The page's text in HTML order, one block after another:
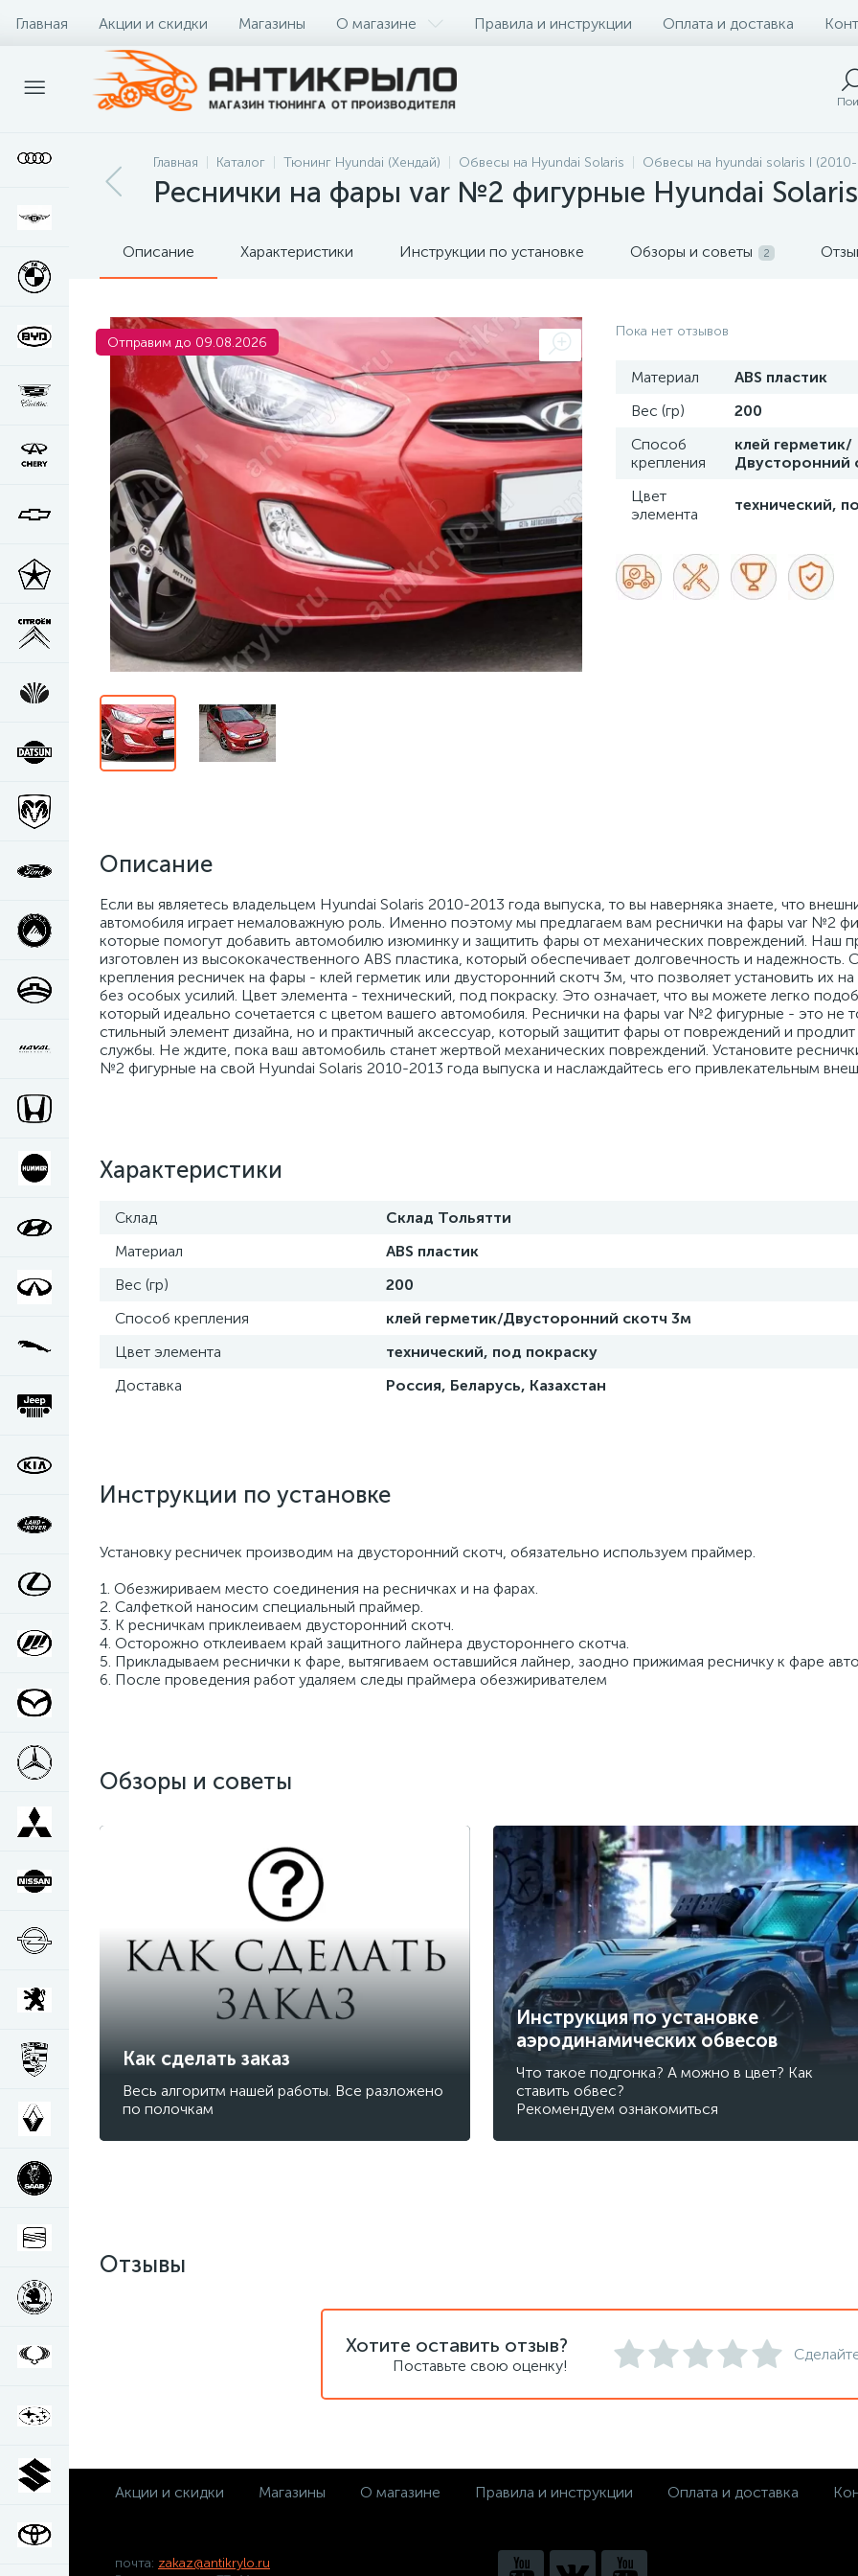
Главная Акции и скидки Магазины О магазине Правила и инструкции Оплата и доставка
Главная Каталог Тюнинг Hyundai (Хендай) Обвесы на Hyundai Solaris Обвесы на hyundai solaris I
Реснички на фары var №2 фигурные Hyundai
Описание Характеристики Инструкции по установке Обзоры и советы 2
Отправим до 09.08.2026
Пока нет отзывов
Материал
ABS пластик
Вес (гр)
200
Способ
крепления
клей герметик/
Двусторонний
Цвет
элемента
технический,
Описание
Если вы являетесь владельцем Hyundai Solaris 2010-2013 года выпуска, то вы наверняка знаете, что
автомобиля играет немаловажную роль. Именно поэтому мы предлагаем вам реснички на фары var №2
которые помогут добавить автомобилю изюминку и защитить фары от механических повреждений. Наш
изготовлен из высококачественного ABS пластика, который обеспечивает долговечность и надежность.
крепления ресничек на фары - клей герметик или двусторонний скотч 3м, что позволяет установить их
без особых усилий. Цвет элемента - технический, под покраску. Это означает, что вы можете легко
который идеально сочетается с цветом вашего автомобиля. Реснички на фары var №2 фигурные - это не
стильный элемент дизайна, но и практичный аксессуар, который защитит фары от повреждений и
службы. Не ждите, пока ваш автомобиль станет жертвой механических повреждений. Установите
№2 фигурные на свой Hyundai Solaris 2010-2013 года выпуска и наслаждайтесь его привлекательным
Характеристики
Склад
Склад Тольятти
Материал
ABS пластик
Вес (гр)
200
Способ крепления
клей герметик/Двусторонний скотч 3м
Цвет элемента
технический, под покраску
Доставка
Россия, Беларусь, Казахстан
Инструкции по установке
Установку ресничек производим на двусторонний скотч, обязательно используем праймер.
1. Обезжириваем место соединения на ресничках и на фарах.
2. Салфеткой наносим специальный праймер.
3. К ресничкам приклеиваем двусторонний скотч.
4. Осторожно отклеиваем край защитного лайнера двустороннего скотча.
5. Прикладываем реснички к фаре, вытягиваем оставшийся лайнер, заодно прижимая ресничку к фаре
6. После проведения работ удаляем следы праймера обезжиривателем
Обзоры и советы
Как сделать заказ
Весь алгоритм нашей работы. Все разложено
по полочкам
Инструкция по установке
аэродинамических обвесов
Что такое подгонка? А можно в цвет? Как
ставить обвес?
Рекомендуем ознакомиться
Отзывы
Хотите оставить отзыв?
Поставьте свою оценку!
Акции и скидки Магазины О магазине Правила и инструкции Оплата и доставка
почта: zakaz@antikrylo.ru